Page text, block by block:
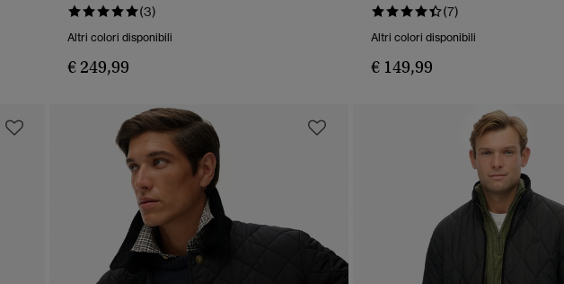
(3)
Altri colori disponibili
€ 249,99
(7)
Altri colori disponibili
€ 149,99